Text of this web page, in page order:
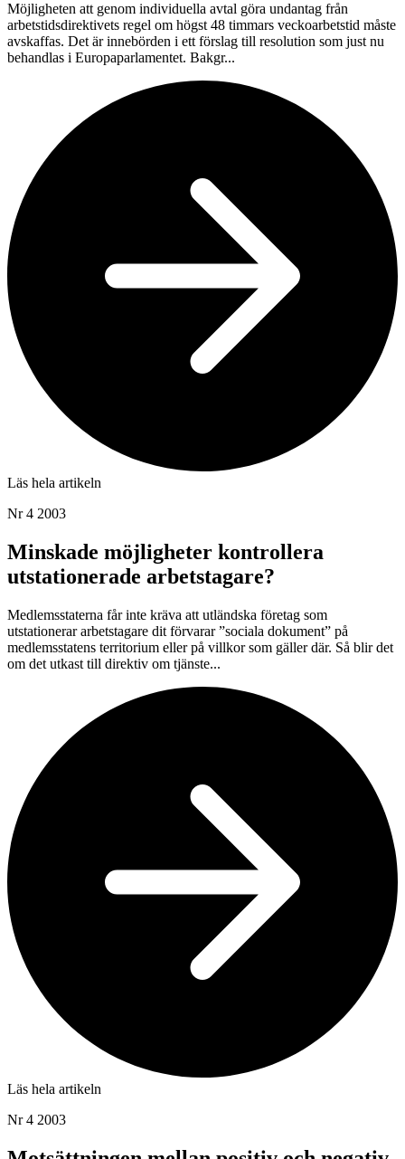
Möjligheten att genom individuella avtal göra undantag från
arbetstidsdirektivets regel om högst 48 timmars veckoarbetstid måste
avskaffas. Det är innebörden i ett förslag till resolution som just nu
behandlas i Europaparlamentet. Bakgr...
Läs hela artikeln
Nr 4 2003
Minskade möjligheter kontrollera
utstationerade arbetstagare?
Medlemsstaterna får inte kräva att utländska företag som
utstationerar arbetstagare dit förvarar ”sociala dokument” på
medlemsstatens territorium eller på villkor som gäller där. Så blir det
om det utkast till direktiv om tjänste...
Läs hela artikeln
Nr 4 2003